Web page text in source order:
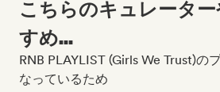
こちらのキュレータ
すめ...
RNB PLAYLIST (Girls We Trust)の
なっているため